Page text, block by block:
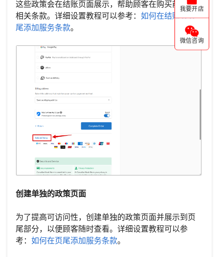
这些政策会在结账页面展示，帮助顾客在购买前了解
相关条款。详细设置教程可以参考： 如何在结账页页
尾添加服务条款。
创建单独的政策页面
为了提高可访问性，创建单独的政策页面并展示到页
尾部分，以便顾客随时查看。详细设置教程可以参
考： 如何在页尾添加服务条款。
我要开店
微信咨询